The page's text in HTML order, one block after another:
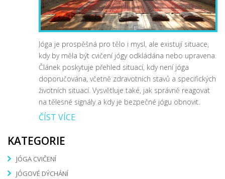
Jóga je prospěšná pro tělo i mysl, ale existují situace,
kdy by měla být cvičení jógy odkládána nebo upravena.
Článek poskytuje přehled situací, kdy není jóga
doporučována, včetně zdravotních stavů a specifických
životních situací. Vysvětluje také, jak správně reagovat
na tělesné signály a kdy je bezpečné jógu obnovit.
ČÍST VÍCE
KATEGORIE
JÓGA CVIČENÍ
JÓGOVÉ DÝCHÁNÍ